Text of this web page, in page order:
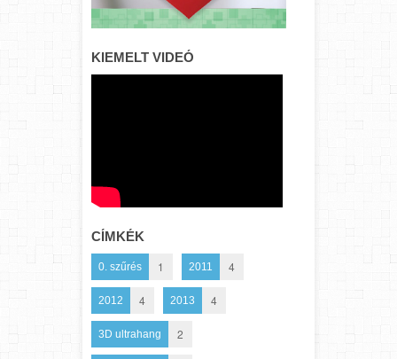
KIEMELT VIDEÓ
CÍMKÉK
0. szűrés 1 2011 4
2012 4 2013 4
3D ultrahang 2